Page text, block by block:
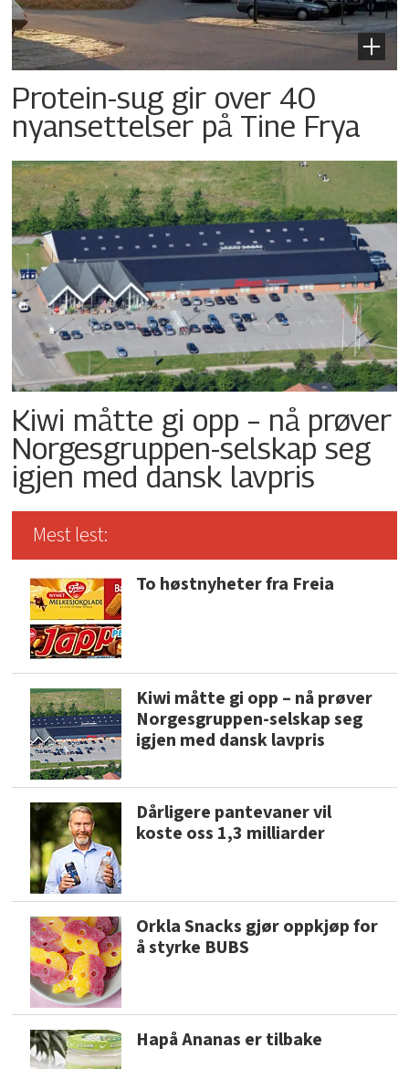
Protein-sug gir over 40
nyansettelser på Tine Frya
Kiwi måtte gi opp – nå prøver
Norgesgruppen-selskap seg
igjen med dansk lavpris
Mest lest:
To høstnyheter fra Freia
Kiwi måtte gi opp – nå prøver
Norgesgruppen-selskap seg
igjen med dansk lavpris
Dårligere pantevaner vil
koste oss 1,3 milliarder
Orkla Snacks gjør oppkjøp for
å styrke BUBS
Hapå Ananas er tilbake